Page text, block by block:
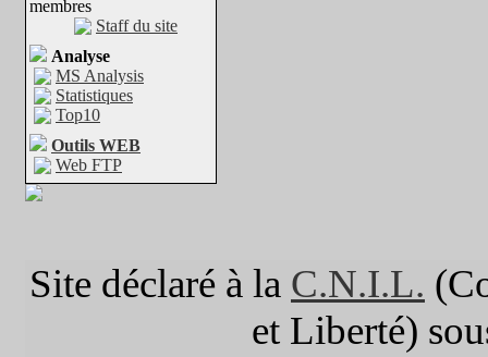
Staff du site
Analyse
MS Analysis
Statistiques
Top10
Outils WEB
Web FTP
Site déclaré à la C.N.I.L.
et Liberté)